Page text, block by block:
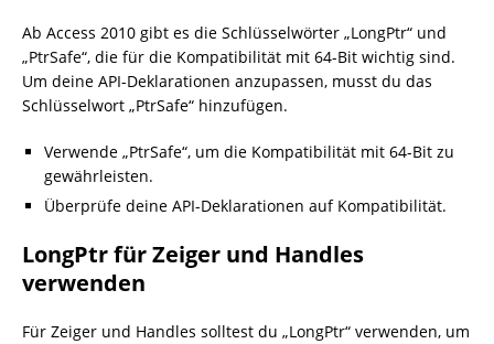
Ab Access 2010 gibt es die Schlüsselwörter „LongPtr“ und
„PtrSafe“, die für die Kompatibilität mit 64-Bit wichtig sind.
Um deine API-Deklarationen anzupassen, musst du das
Schlüsselwort „PtrSafe“ hinzufügen.
Verwende „PtrSafe“, um die Kompatibilität mit 64-Bit zu
gewährleisten.
Überprüfe deine API-Deklarationen auf Kompatibilität.
LongPtr für Zeiger und Handles
verwenden
Für Zeiger und Handles solltest du „LongPtr“ verwenden, um